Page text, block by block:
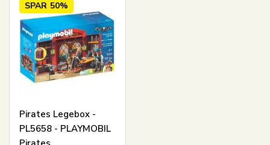
SPAR 50%
Pirates Legebox -
PL5658 - PLAYMOBIL